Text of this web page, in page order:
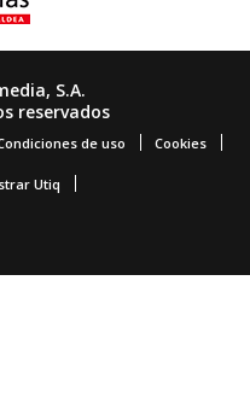
S.A.
reservados
de uso Cookies
Utiq